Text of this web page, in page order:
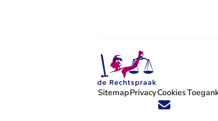
Volg ons op X (Twitter) - U
Volg ons op Facebook - U
Volg ons op Instagram -
Volg ons op Youtube
Volg ons op
'Blijf op de
SitemapPrivacyCookies